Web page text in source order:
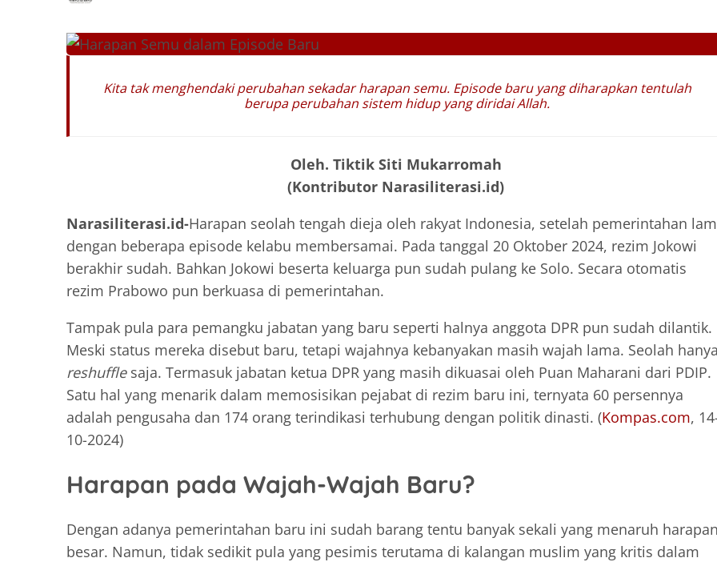
Kita tak menghendaki perubahan sekadar harapan semu. Episode baru yang diharapkan tentulah
berupa perubahan sistem hidup yang diridai Allah.
Oleh. Tiktik Siti Mukarromah
(Kontributor Narasiliterasi.id)
Narasiliterasi.id-Harapan seolah tengah dieja oleh rakyat Indonesia, setelah pemerintahan
dengan beberapa episode kelabu membersamai. Pada tanggal 20 Oktober 2024, rezim Jokowi
berakhir sudah. Bahkan Jokowi beserta keluarga pun sudah pulang ke Solo. Secara otomatis
rezim Prabowo pun berkuasa di pemerintahan.
Tampak pula para pemangku jabatan yang baru seperti halnya anggota DPR pun sudah dilantik.
Meski status mereka disebut baru, tetapi wajahnya kebanyakan masih wajah lama. Seolah hanya
reshufflesaja. Termasuk jabatan ketua DPR yang masih dikuasai oleh Puan Maharani dari PDIP.
Satu hal yang menarik dalam memosisikan pejabat di rezim baru ini, ternyata 60 persennya
adalah pengusaha dan 174 orang terindikasi terhubung dengan politik dinasti. (Kompas.com,
10-2024)
Harapan pada Wajah-Wajah Baru?
Dengan adanya pemerintahan baru ini sudah barang tentu banyak sekali yang menaruh harapan
besar. Namun, tidak sedikit pula yang pesimis terutama di kalangan muslim yang kritis dalam